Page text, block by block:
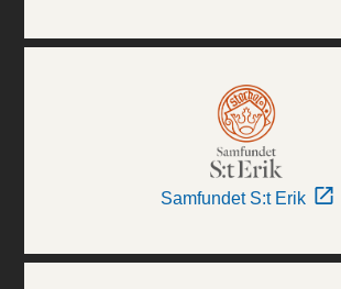
Samfundet S:t Erik